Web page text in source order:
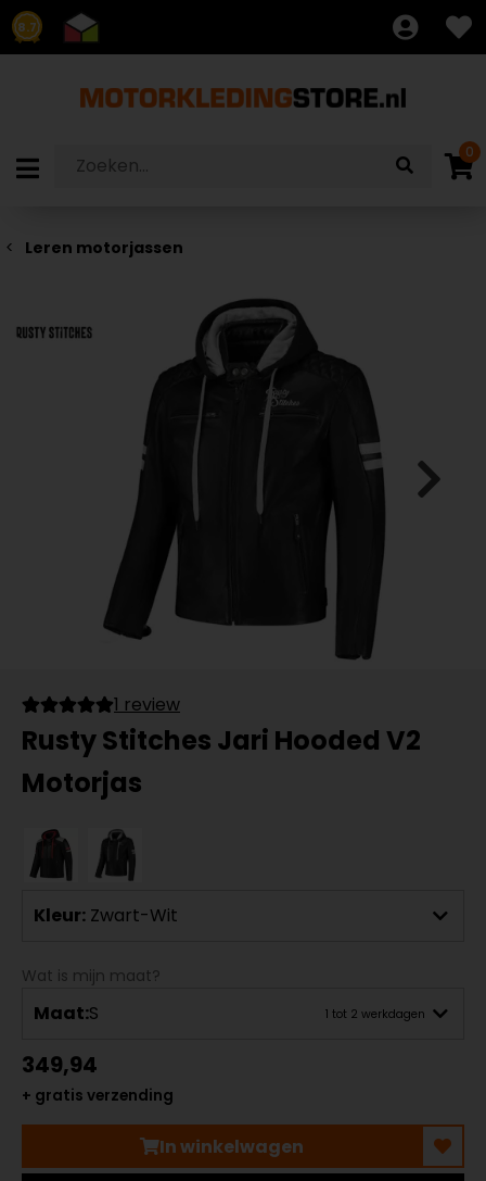
8.7
0
Leren motorjassen
1 review
Rusty Stitches Jari Hooded V2
Motorjas
Kleur: Zwart-Wit
Wat is mijn maat?
Maat:S 1 tot 2 werkdagen
349,94
+ gratis verzending
In winkelwagen